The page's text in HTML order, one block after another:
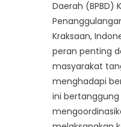
Daerah (BPBD)
Kraksaan,
peran penting
masyarakat
menghadapi
ini